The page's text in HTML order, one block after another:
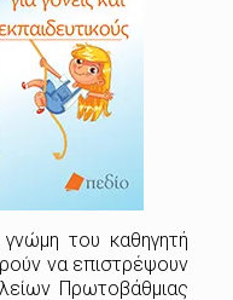
του καθηγητή
να επιστρέψουν
Πρωτοβάθμιας